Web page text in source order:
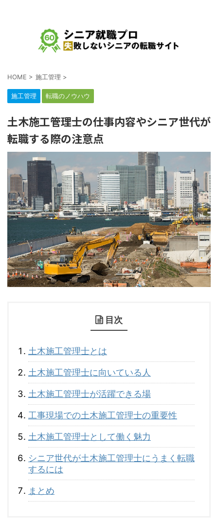
シニア・中高年の就職、転職、求人をテーマにした情報サイト
HOME > 施工管理 >
施工管理 転職のノウハウ
土木施工管理士の仕事内容やシニア世代が
転職する際の注意点
目次
土木施工管理士とは
土木施工管理士に向いている人
土木施工管理士が活躍できる場
工事現場での土木施工管理士の重要性
土木施工管理士として働く魅力
シニア世代が土木施工管理士にうまく転職
するには
まとめ